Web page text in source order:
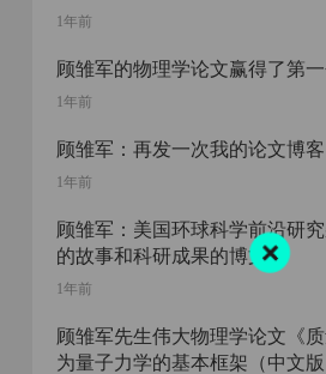
1年前
顾雏军的物理学论文赢得了第
1年前
顾雏军：再发一次我的论文博客
1年前
顾雏军：美国环球科学前沿研
的故事和科研成果的博文
1年前
顾雏军先生伟大物理学论文《
为量子力学的基本框架（中文